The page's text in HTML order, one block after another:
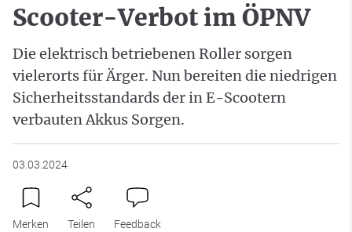
Scooter-Verbot im ÖPNV
Die elektrisch betriebenen Roller sorgen
vielerorts für Ärger. Nun bereiten die niedrigen
Sicherheitsstandards der in E-Scootern
verbauten Akkus Sorgen.
03.03.2024
Merken Teilen Feedback